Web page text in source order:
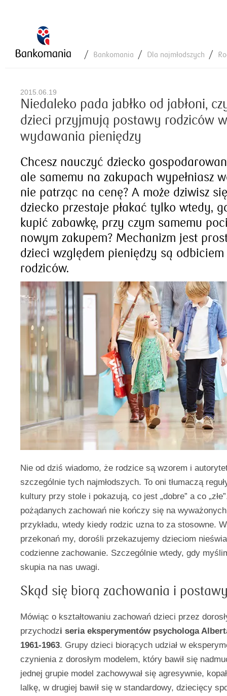
Bankomania Dla najmłodszych
2015.06.19
Niedaleko pada jabłko od jabłoni,
dzieci przyjmują postawy rodziców
wydawania pieniędzy
Chcesz nauczyć dziecko
ale samemu na zakupach wypełniasz
nie patrząc na cenę? A może dziwisz
dziecko przestaje płakać tylko wtedy,
kupić zabawkę, przy czym samemu
nowym zakupem? Mechanizm jest
dzieci względem pieniędzy są
rodziców.
Nie od dziś wiadomo, że rodzice są wzorem i
szczególnie tych najmłodszych. To oni tłumaczą
kultury przy stole i pokazują, co jest „dobre” a co
pożądanych zachowań nie kończy się na
przykładu, wtedy kiedy rodzic uzna to za stosowne.
przekonań my, dorośli przekazujemy dzieciom
codzienne zachowanie. Szczególnie wtedy, gdy
skupia na nas uwagi.
Skąd się biorą zachowania i
Mówiąc o kształtowaniu zachowań dzieci przez
przychodzi seria eksperymentów psychologa
1961-1963. Grupy dzieci biorących udział w
czynienia z dorosłym modelem, który bawił się
jednej grupie model zachowywał się agresywnie,
lalkę, w drugiej bawił się w standardowy, dziecięcy